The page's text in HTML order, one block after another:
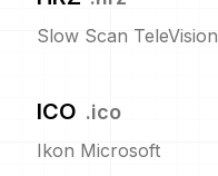
Slow Scan TeleVision
ICO .ico
Ikon Microsoft